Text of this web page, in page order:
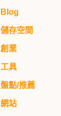
Blog
儲存空間
創業
工具
盤點/推薦
網站